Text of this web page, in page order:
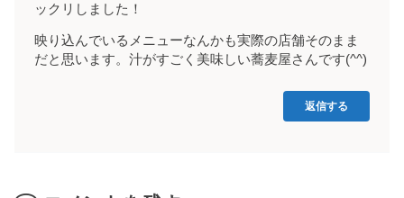
ックリしました！
映り込んでいるメニューなんかも実際の店舗そのまま
だと思います。汁がすごく美味しい蕎麦屋さんです(^^)
返信する